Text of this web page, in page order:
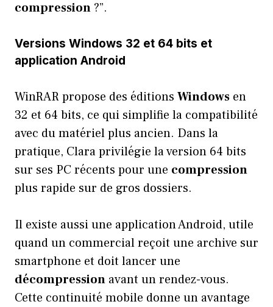
compression ?”.
Versions Windows 32 et 64 bits et
application Android
WinRAR propose des éditions Windows en
32 et 64 bits, ce qui simplifie la compatibilité
avec du matériel plus ancien. Dans la
pratique, Clara privilégie la version 64 bits
sur ses PC récents pour une compression
plus rapide sur de gros dossiers.
Il existe aussi une application Android, utile
quand un commercial reçoit une archive sur
smartphone et doit lancer une
décompression avant un rendez-vous.
Cette continuité mobile donne un avantage